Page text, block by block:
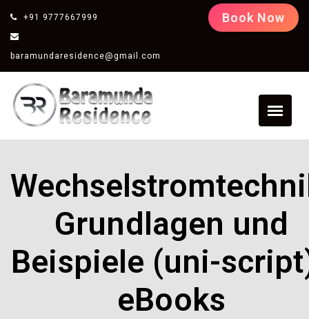
+91 9777667999
baramundaresidence@gmail.com
Book Now
Grundlagen und
Beispiele (uni-
eBooks